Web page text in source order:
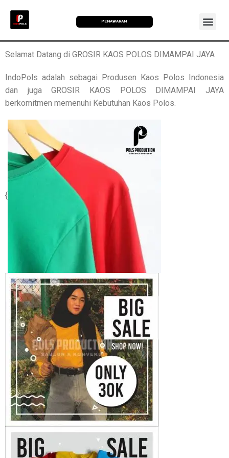
PENAWARAN
Selamat Datang di GROSIR KAOS POLOS DIMAMPAI JAYA
IndoPols adalah sebagai Produsen Kaos Polos Indonesia
dan juga GROSIR KAOS POLOS DIMAMPAI JAYA
berkomitmen memenuhi Kebutuhan Kaos Polos.
{